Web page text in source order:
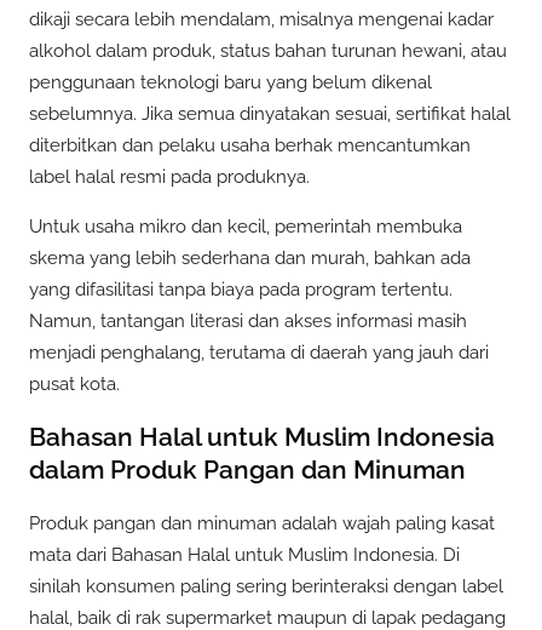
dikaji secara lebih mendalam, misalnya mengenai kadar
alkohol dalam produk, status bahan turunan hewani, atau
penggunaan teknologi baru yang belum dikenal
sebelumnya. Jika semua dinyatakan sesuai, sertifikat halal
diterbitkan dan pelaku usaha berhak mencantumkan
label halal resmi pada produknya.
Untuk usaha mikro dan kecil, pemerintah membuka
skema yang lebih sederhana dan murah, bahkan ada
yang difasilitasi tanpa biaya pada program tertentu.
Namun, tantangan literasi dan akses informasi masih
menjadi penghalang, terutama di daerah yang jauh dari
pusat kota.
Bahasan Halal untuk Muslim Indonesia
dalam Produk Pangan dan Minuman
Produk pangan dan minuman adalah wajah paling kasat
mata dari Bahasan Halal untuk Muslim Indonesia. Di
sinilah konsumen paling sering berinteraksi dengan label
halal, baik di rak supermarket maupun di lapak pedagang